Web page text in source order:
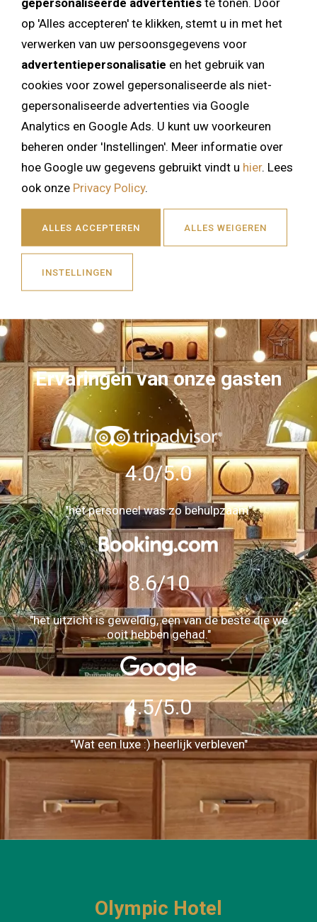
Ontdek onze arrangementen
Ervaringen van onze gasten
4.0/5.0
"het personeel was zo behulpzaam"
8.6/10
"het uitzicht is geweldig, een van de beste die we
ooit hebben gehad."
4.5/5.0
"Wat een luxe :) heerlijk verbleven"
Olympic Hotel
op 'Alles accepteren' te klikken, stemt u in met het
verwerken van uw persoonsgegevens voor
advertentiepersonalisatie en het gebruik van
cookies voor zowel gepersonaliseerde als niet-
gepersonaliseerde advertenties via Google
Analytics en Google Ads. U kunt uw voorkeuren
beheren onder 'Instellingen'. Meer informatie over
hoe Google uw gegevens gebruikt vindt u hier. Lees
ook onze Privacy Policy.
ALLES ACCEPTEREN ALLES WEIGEREN
INSTELLINGEN